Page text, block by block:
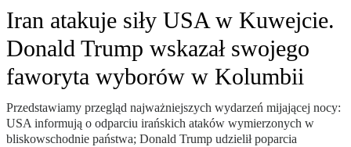
Iran atakuje siły USA w Kuwejcie.
Donald Trump wskazał swojego
faworyta wyborów w Kolumbii
Przedstawiamy przegląd najważniejszych wydarzeń mijającej nocy:
USA informują o odparciu irańskich ataków wymierzonych w
bliskowschodnie państwa; Donald Trump udzielił poparcia